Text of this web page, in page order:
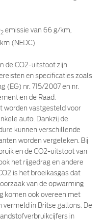
2 emissie van 66 g/km,
(NEDC)
de CO2-uitstoot zijn
en specificaties zoals
(EG) nr. 715/2007 en nr.
en de Raad.
worden vastgesteld voor
auto. Dankzij de
kunnen verschillende
worden vergeleken. Bij
en de CO2-uitstoot van
het rijgedrag en andere
is het broeikasgas dat
van de opwarming
komen ook overeen met
vermeld in Britse gallons. De
in